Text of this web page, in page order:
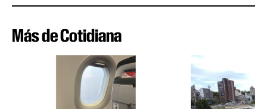
Más de Cotidiana